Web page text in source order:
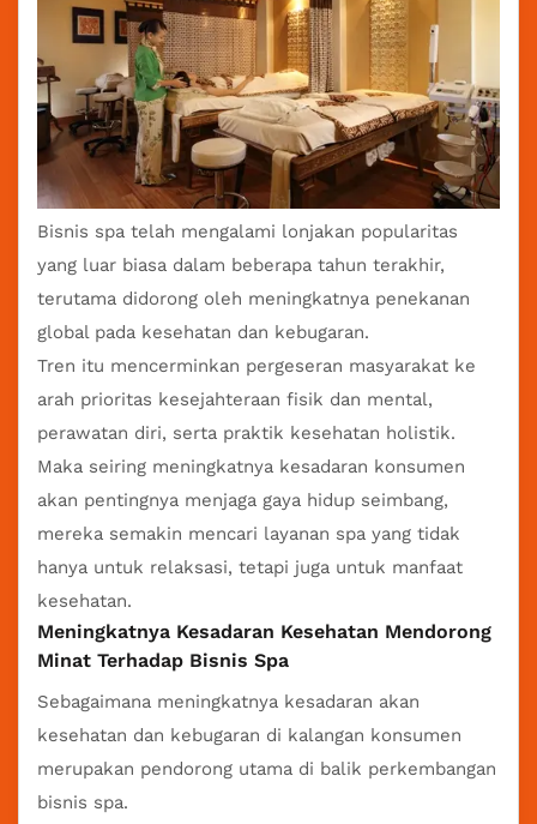
Bisnis spa telah mengalami lonjakan popularitas
yang luar biasa dalam beberapa tahun terakhir,
terutama didorong oleh meningkatnya penekanan
global pada kesehatan dan kebugaran.
Tren itu mencerminkan pergeseran masyarakat ke
arah prioritas kesejahteraan fisik dan mental,
perawatan diri, serta praktik kesehatan holistik.
Maka seiring meningkatnya kesadaran konsumen
akan pentingnya menjaga gaya hidup seimbang,
mereka semakin mencari layanan spa yang tidak
hanya untuk relaksasi, tetapi juga untuk manfaat
kesehatan.
Meningkatnya Kesadaran Kesehatan Mendorong
Minat Terhadap Bisnis Spa
Sebagaimana meningkatnya kesadaran akan
kesehatan dan kebugaran di kalangan konsumen
merupakan pendorong utama di balik perkembangan
bisnis spa.